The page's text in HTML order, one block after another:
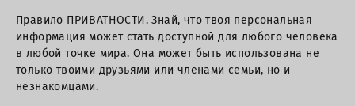
Правило ПРИВАТНОСТИ. Знай, что твоя персональная
информация может стать доступной для любого человека
в любой точке мира. Она может быть использована не
только твоими друзьями или членами семьи, но и
незнакомцами.